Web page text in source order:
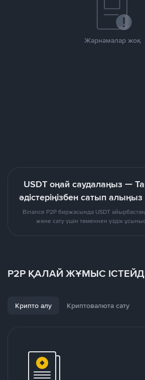
Жарнамалар жоқ
USDT оңай саудалаңыз —
әдістеріңізбен сатып
Binance P2P биржасында USDT
және сату үшін төменнен үздік
P2P ҚАЛАЙ ЖҰМЫС
Крипто алу Криптовалюта сату